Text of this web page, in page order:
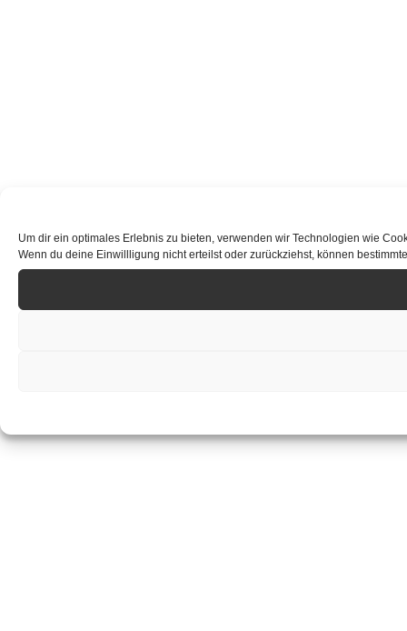
Um dir ein optimales Erlebnis zu bieten, verwenden wir Technologien wie
Wenn du deine Einwillligung nicht erteilst oder zurückziehst, können